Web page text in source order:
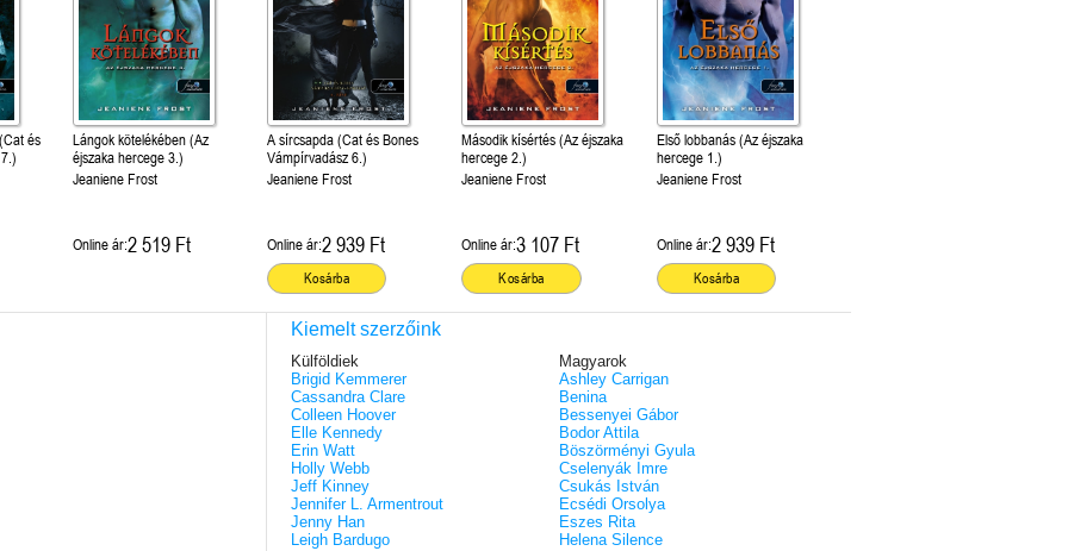
és
Lángok kötelékében (Az
éjszaka hercege 3.)
Jeaniene Frost
Online ár:2 519 Ft
A sírcsapda (Cat és Bones
Vámpírvadász 6.)
Jeaniene Frost
Online ár:2 939 Ft
Kosárba
Második kísértés (Az éjszaka
hercege 2.)
Jeaniene Frost
Online ár:3 107 Ft
Kosárba
Első lobbanás (Az éjszaka
hercege 1.)
Jeaniene Frost
Online ár:2 939 Ft
Kosárba
Kiemelt szerzőink
Külföldiek
Brigid Kemmerer
Cassandra Clare
Colleen Hoover
Elle Kennedy
Erin Watt
Holly Webb
Jeff Kinney
Jennifer L. Armentrout
Jenny Han
Leigh Bardugo
Magyarok
Ashley Carrigan
Benina
Bessenyei Gábor
Bodor Attila
Böszörményi Gyula
Cselenyák Imre
Csukás István
Ecsédi Orsolya
Eszes Rita
Helena Silence